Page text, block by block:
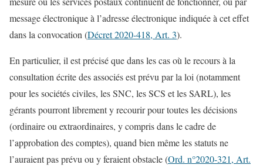
message électronique à l’adresse électronique indiquée à cet effet
dans la convocation (Décret 2020-418, Art. 3).
En particulier, il est précisé que dans les cas où le recours à la
consultation écrite des associés est prévu par la loi (notamment
pour les sociétés civiles, les SNC, les SCS et les SARL), les
gérants pourront librement y recourir pour toutes les décisions
(ordinaire ou extraordinaires, y compris dans le cadre de
l’approbation des comptes), quand bien même les statuts ne
l’auraient pas prévu ou y feraient obstacle (Ord. n°2020-321, Art.